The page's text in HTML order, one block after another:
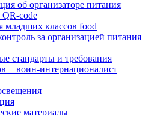
об организаторе питания
code
классов food
за организацией питания
стандарты и требования
− воин-интернационалист
материалы